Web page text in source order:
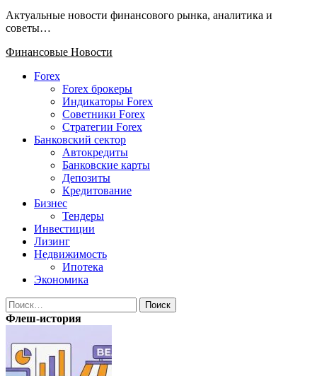
Актуальные новости финансового рынка, аналитика и
советы…
Основное
Финансовые Новости
Forex
Forex брокеры
Индикаторы Forex
Советники Forex
Стратегии Forex
Банковский сектор
Автокредиты
Банковские карты
Депозиты
Кредитование
Бизнес
Тендеры
Инвестиции
Лизинг
Недвижимость
Ипотека
Экономика
Найти:
Флеш-история